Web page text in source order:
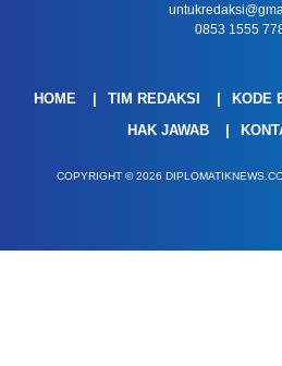
0853 1555
HOME TIM REDAKSI KODE
HAK JAWAB
COPYRIGHT © 2026